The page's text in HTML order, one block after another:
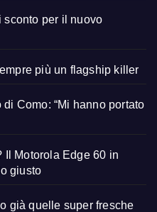
sconto per il nuovo
più un flagship killer
Como: “Mi hanno portato
Il Motorola Edge 60 in
giusto
già quelle super fresche